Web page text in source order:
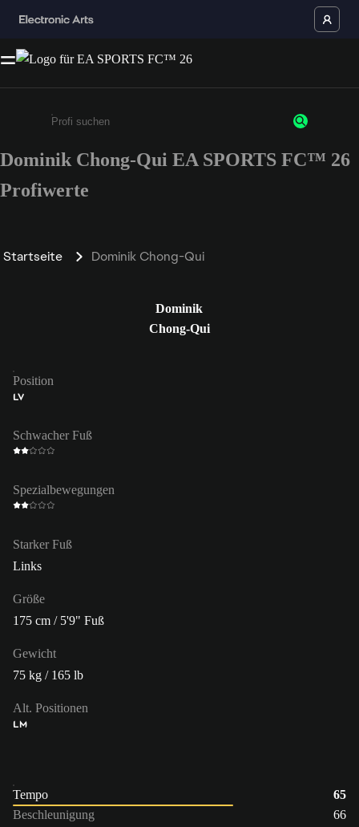
Gib mindestens 3 Zeichen oder Ziffern ein
Dominik Chong-Qui EA SPORTS FC™ 26
Profiwerte
Startseite Dominik Chong-Qui
Dominik
Chong-Qui
Position
LV
Schwacher Fuß
Spezialbewegungen
Starker Fuß
Links
Größe
175 cm / 5'9" Fuß
Gewicht
75 kg / 165 lb
Alt. Positionen
LM
Tempo
65
Beschleunigung
66